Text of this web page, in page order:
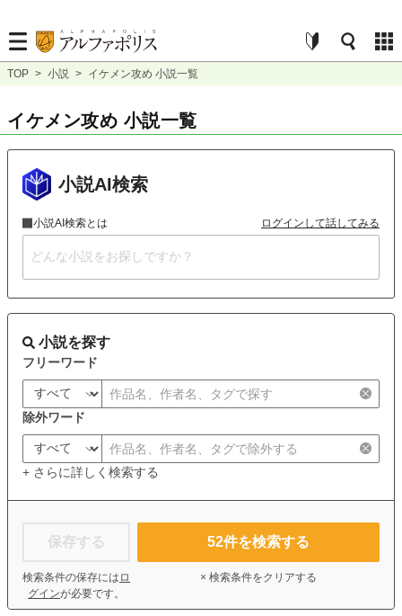
TOP > 小説 > イケメン攻め 小説一覧
イケメン攻め 小説一覧
小説AI検索
小説AI検索とは ログインして話してみる
小説を探す
フリーワード
除外ワード
+ さらに詳しく検索する
保存する
検索条件の保存には ロ
グインが必要です。
52件を検索する
× 検索条件をクリアする